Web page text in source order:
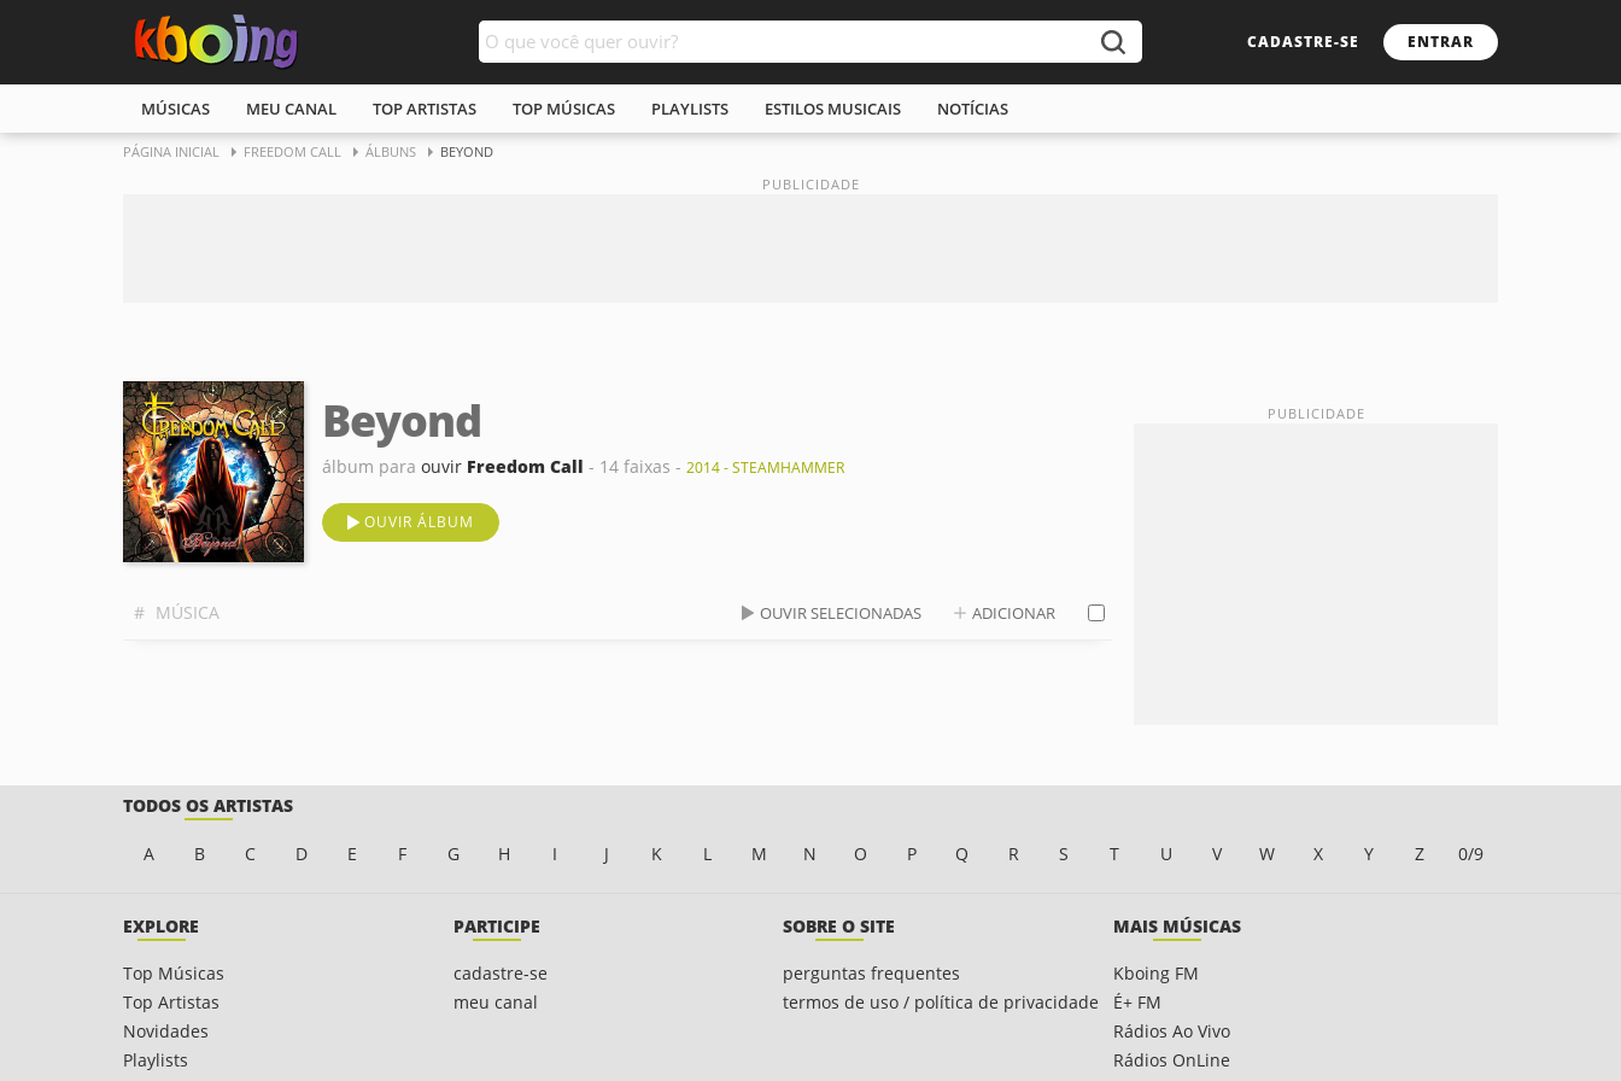
CADASTRE-SE ENTRAR
MÚSICAS MEU CANAL TOP ARTISTAS TOP MÚSICAS PLAYLISTS ESTILOS MUSICAIS NOTÍCIAS
PÁGINA INICIAL FREEDOM CALL ÁLBUNS BEYOND
Beyond
álbum para ouvir Freedom Call - 14 faixas - 2014 - STEAMHAMMER
OUVIR ÁLBUM
# MÚSICA OUVIR SELECIONADAS ADICIONAR
TODOS OS ARTISTAS
A B C D E F G H I J K L M N O P Q R S T U V W X Y Z 0/9
EXPLORE
Top Músicas
Top Artistas
Novidades
Playlists
PARTICIPE
cadastre-se
meu canal
SOBRE O SITE
perguntas frequentes
termos de uso / política de privacidade
MAIS MÚSICAS
Kboing FM
É+ FM
Rádios Ao Vivo
Rádios OnLine